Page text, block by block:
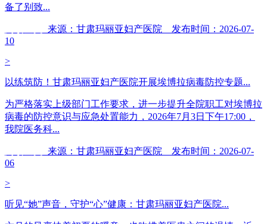
备了别致...
来源：甘肃玛丽亚妇产医院 发布时间：2026-07-
10
>
以练筑防！甘肃玛丽亚妇产医院开展埃博拉病毒防控专题...
为严格落实上级部门工作要求，进一步提升全院职工对埃博拉
病毒的防控意识与应急处置能力，2026年7月3日下午17:00，
我院医务科...
来源：甘肃玛丽亚妇产医院 发布时间：2026-07-
06
>
听见“她”声音，守护“心”健康：甘肃玛丽亚妇产医院...